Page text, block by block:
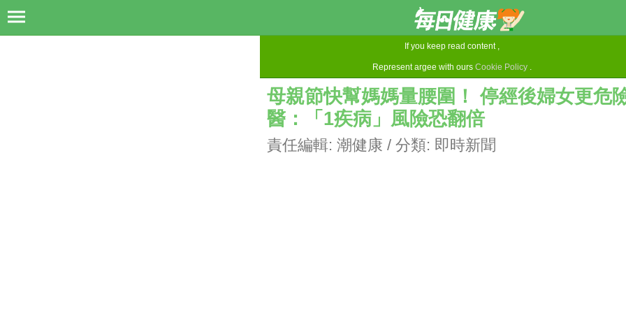
If you keep read content ,
Represent argee with ours Cookie Policy .
母親節快幫媽媽量腰圍！ 停經後婦女更危
醫：「1疾病」風險恐翻倍
責任編輯: 潮健康 / 分類: 即時新聞